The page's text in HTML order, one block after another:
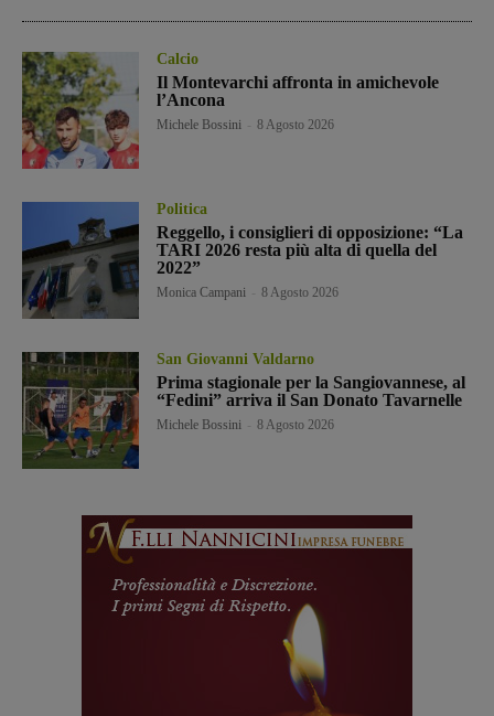
Calcio
Il Montevarchi affronta in amichevole
l’Ancona
Michele Bossini 8 Agosto 2026
Politica
Reggello, i consiglieri di opposizione: “La
TARI 2026 resta più alta di quella del
2022”
Monica Campani 8 Agosto 2026
San Giovanni Valdarno
Prima stagionale per la Sangiovannese, al
“Fedini” arriva il San Donato Tavarnelle
Michele Bossini 8 Agosto 2026